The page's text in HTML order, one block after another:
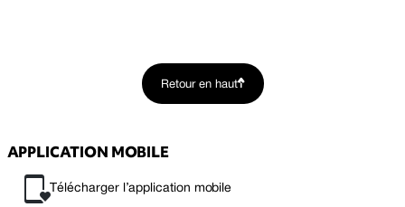
Retour en haut
APPLICATION MOBILE
Télécharger l’application mobile